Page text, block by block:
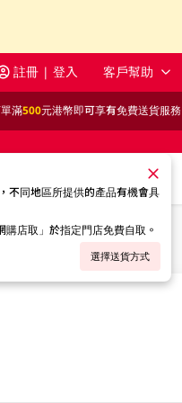
註冊 | 登入 客戶幫助
滿500元港幣即可享有免費送貨服務
不同地區所提供的產品有機會具
購店取」於指定門店免費自取。
選擇送貨方式